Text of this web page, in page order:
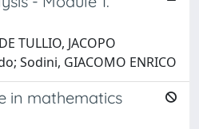
TULLIO, JACOPO
Sodini, GIACOMO ENRICO
in mathematics